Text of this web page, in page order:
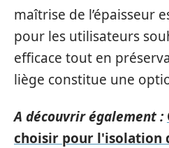
maîtrise de l’épaisseur
pour les utilisateurs
efficace tout en
liège constitue une
A découvrir également :
choisir pour l'isolation